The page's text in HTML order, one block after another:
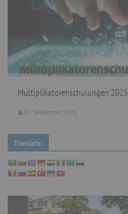
Multiplikatorenschulungen 2025
15. September 2025
Translate: